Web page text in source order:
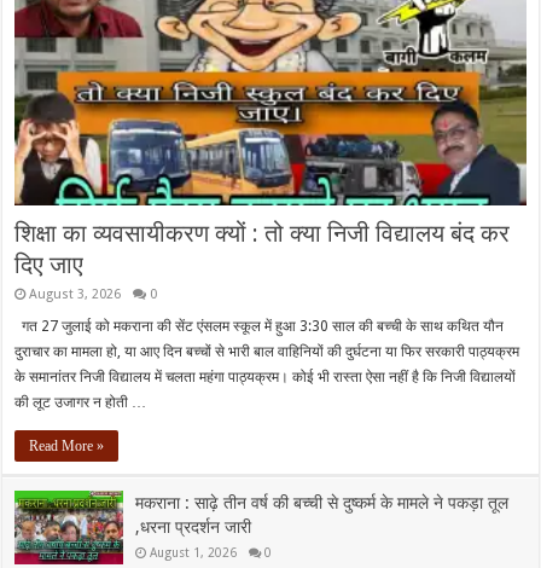
शिक्षा का व्यवसायीकरण क्यों : तो क्या निजी विद्यालय बंद कर
दिए जाए
August 3, 2026 0
गत 27 जुलाई को मकराना की सेंट एंसलम स्कूल में हुआ 3:30 साल की बच्ची के साथ कथित यौन
दुराचार का मामला हो, या आए दिन बच्चों से भारी बाल वाहिनियों की दुर्घटना या फिर सरकारी पाठ्यक्रम
के समानांतर निजी विद्यालय में चलता महंगा पाठ्यक्रम। कोई भी रास्ता ऐसा नहीं है कि निजी विद्यालयों
की लूट उजागर न होती …
Read More »
मकराना : साढ़े तीन वर्ष की बच्ची से दुष्कर्म के मामले ने पकड़ा तूल
,धरना प्रदर्शन जारी
August 1, 2026 0